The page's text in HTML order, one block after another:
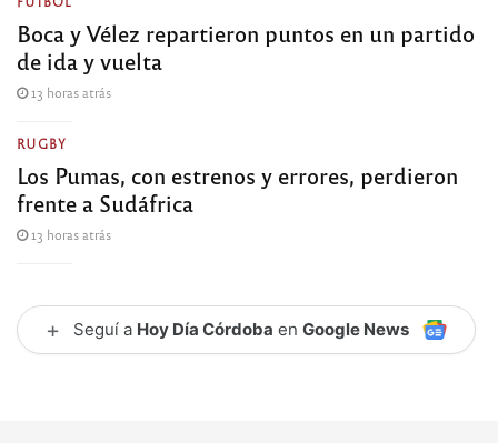
Boca y Vélez repartieron puntos en un partido
de ida y vuelta
13 horas atrás
RUGBY
Los Pumas, con estrenos y errores, perdieron
frente a Sudáfrica
13 horas atrás
+ Seguí a Hoy Día Córdoba en Google News